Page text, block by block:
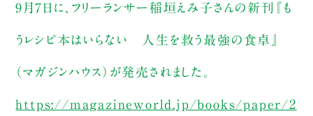
9月7日に、フリーランサー稲垣えみ子さんの新刊『も
うレシピ本はいらない 人生を救う最強の食卓』
（マガジンハウス）が発売されました。
https://magazineworld.jp/books/paper/2